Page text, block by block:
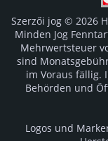
Szerzői jog © 2026
Minden Jog
Mehrwertsteuer
sind
im Voraus fällig.
Behörden und
Logos und